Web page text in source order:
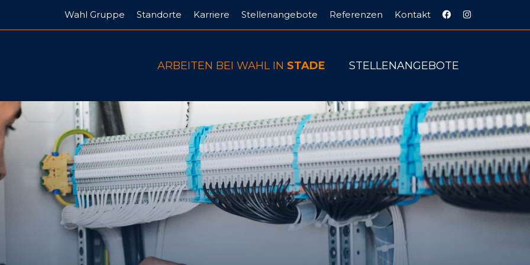
Wahl Gruppe Standorte Karriere Stellenangebote Referenzen Kontakt
ARBEITEN BEI WAHL IN STADE STELLENANGEBOTE